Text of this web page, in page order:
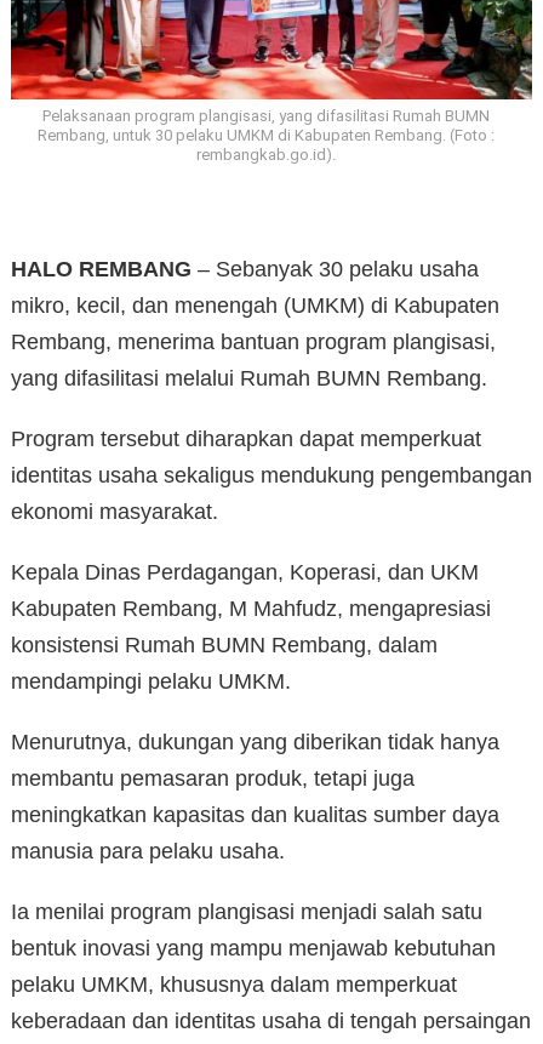
Pelaksanaan program plangisasi, yang difasilitasi Rumah BUMN
Rembang, untuk 30 pelaku UMKM di Kabupaten Rembang. (Foto :
rembangkab.go.id).
HALO REMBANG – Sebanyak 30 pelaku usaha
mikro, kecil, dan menengah (UMKM) di Kabupaten
Rembang, menerima bantuan program plangisasi,
yang difasilitasi melalui Rumah BUMN Rembang.
Program tersebut diharapkan dapat memperkuat
identitas usaha sekaligus mendukung pengembangan
ekonomi masyarakat.
Kepala Dinas Perdagangan, Koperasi, dan UKM
Kabupaten Rembang, M Mahfudz, mengapresiasi
konsistensi Rumah BUMN Rembang, dalam
mendampingi pelaku UMKM.
Menurutnya, dukungan yang diberikan tidak hanya
membantu pemasaran produk, tetapi juga
meningkatkan kapasitas dan kualitas sumber daya
manusia para pelaku usaha.
Ia menilai program plangisasi menjadi salah satu
bentuk inovasi yang mampu menjawab kebutuhan
pelaku UMKM, khususnya dalam memperkuat
keberadaan dan identitas usaha di tengah persaingan